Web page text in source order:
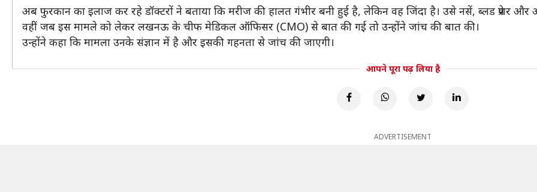
अब फुरकान का इलाज कर रहे डॉक्टरों ने बताया कि मरीज की हालत गंभीर बनी हुई है, लेकिन वह जिंदा है। उसे नसें, ब्लड प्रेशर
वहीं जब इस मामले को लेकर लखनऊ के चीफ मेडिकल ऑफिसर (CMO) से बात की गई तो उन्होंने जांच की बात की।
उन्होंने कहा कि मामला उनके संज्ञान में है और इसकी गहनता से जांच की जाएगी।
आपने पूरा पढ़ लिया है
ADVERTISEMENT